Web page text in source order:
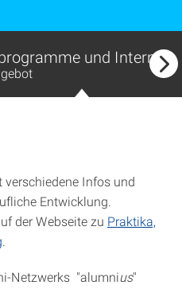
und
Infos und
Entwicklung.
der Webseite zu Praktika,
Netzwerks "alumnius"